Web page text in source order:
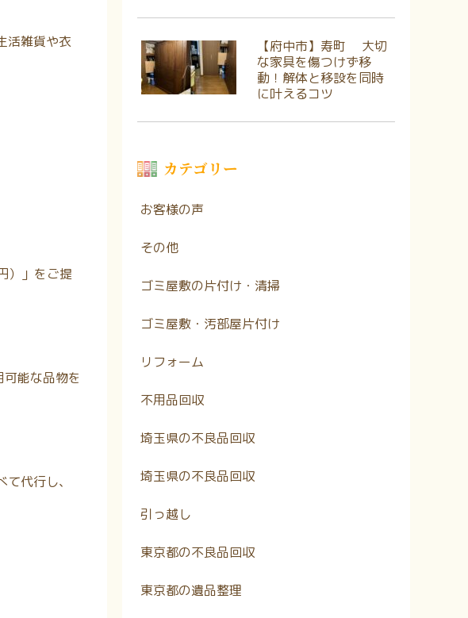
活雑貨や衣
）」をご提
能な品物を
代行し、
【府中市】寿町 大切
な家具を傷つけず移
動！解体と移設を同時
に叶えるコツ
カテゴリー
お客様の声
その他
ゴミ屋敷の片付け・清掃
ゴミ屋敷・汚部屋片付け
リフォーム
不用品回収
埼玉県の不良品回収
埼玉県の不良品回収
引っ越し
東京都の不良品回収
東京都の遺品整理